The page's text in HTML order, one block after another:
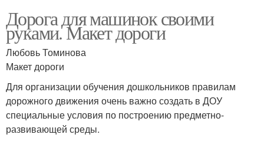
Дорога для машинок своими
руками. Макет дороги
Любовь Томинова
Макет дороги
Для организации обучения дошкольников правилам
дорожного движения очень важно создать в ДОУ
специальные условия по построению предметно-
развивающей среды.